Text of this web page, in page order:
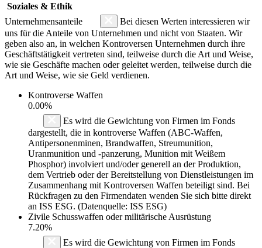
Soziales & Ethik
Unternehmensanteile
Bei diesen Werten interessieren wir
uns für die Anteile von Unternehmen und nicht von Staaten. Wir
geben also an, in welchen Kontroversen Unternehmen durch ihre
Geschäftstätigkeit vertreten sind, teilweise durch die Art und Weise,
wie sie Geschäfte machen oder geleitet werden, teilweise durch die
Art und Weise, wie sie Geld verdienen.
Kontroverse Waffen
0.00%
Es wird die Gewichtung von Firmen im Fonds
dargestellt, die in kontroverse Waffen (ABC-Waffen,
Antipersonenminen, Brandwaffen, Streumunition,
Uranmunition und -panzerung, Munition mit Weißem
Phosphor) involviert und/oder generell an der Produktion,
dem Vertrieb oder der Bereitstellung von Dienstleistungen im
Zusammenhang mit Kontroversen Waffen beteiligt sind. Bei
Rückfragen zu den Firmendaten wenden Sie sich bitte direkt
an ISS ESG. (Datenquelle: ISS ESG)
Zivile Schusswaffen oder militärische Ausrüstung
7.20%
Es wird die Gewichtung von Firmen im Fonds